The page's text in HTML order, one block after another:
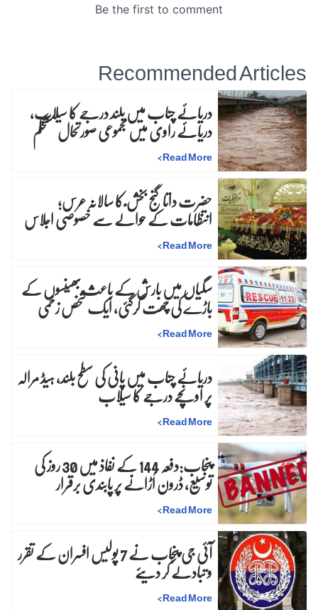
Recommended Articles
دریائے چناب میں بلند درجے کا سیلاب،
دریائے راوی میں مجموعی صورتحال مستحکم
Read More
>
حضرت داتا گنج بخش ؒ کا سالانہ عرس;
انتظامات کے حوالے سے خصوصی اجلاس
Read More
>
سگیاں میں بارش کے باعث بھینسوں کے
باڑے کی چھت گرگئی، ایک شخص زخمی
Read More
>
دریائے چناب میں پانی کی سطح بلند، ہیڈ مرالہ
پر اونچے درجے کا سیلاب
Read More
>
پنجاب:دفعہ 144 کے نفاذ میں 30 روز کیتوسیع، ڈرون اُڑانے پر پابندی برقرار
Read More
>
آئی جی پنجاب نے 7 پولیس افسران کے تقرر و تبادلے کر دیئے
Read More
>